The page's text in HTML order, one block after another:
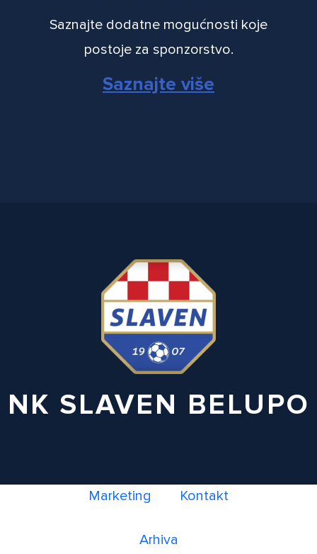
Saznajte dodatne mogućnosti koje
postoje za sponzorstvo.
Saznajte više
NK SLAVEN BELUPO
Marketing Kontakt
Arhiva